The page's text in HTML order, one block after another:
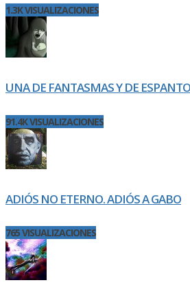
1.3K VISUALIZACIONES
UNA DE FANTASMAS Y DE
91.4K VISUALIZACIONES
ADIÓS NO ETERNO. ADIÓS A GABO
765 VISUALIZACIONES